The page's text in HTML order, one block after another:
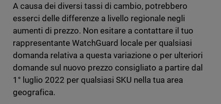
A causa dei diversi tassi di cambio, potrebbero
esserci delle differenze a livello regionale negli
aumenti di prezzo. Non esitare a contattare il tuo
rappresentante WatchGuard locale per qualsiasi
domanda relativa a questa variazione o per ulteriori
domande sul nuovo prezzo consigliato a partire dal
1° luglio 2022 per qualsiasi SKU nella tua area
geografica.